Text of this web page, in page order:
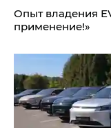
Опыт владения
применение!»